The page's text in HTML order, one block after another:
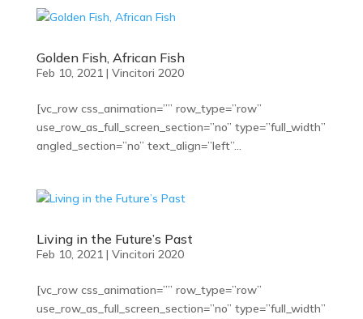
Golden Fish, African Fish
Feb 10, 2021| Vincitori 2020
[vc_row css_animation=”” row_type=”row”
use_row_as_full_screen_section=”no” type=”full_width”
angled_section=”no” text_align=”left”...
Living in the Future’s Past
Feb 10, 2021| Vincitori 2020
[vc_row css_animation=”” row_type=”row”
use_row_as_full_screen_section=”no” type=”full_width”